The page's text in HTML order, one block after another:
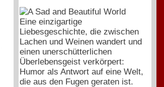
Eine einzigartige
Liebesgeschichte, die zwischen
Lachen und Weinen wandert und
einen unerschütterlichen
Überlebensgeist verkörpert:
Humor als Antwort auf eine Welt,
die aus den Fugen geraten ist.